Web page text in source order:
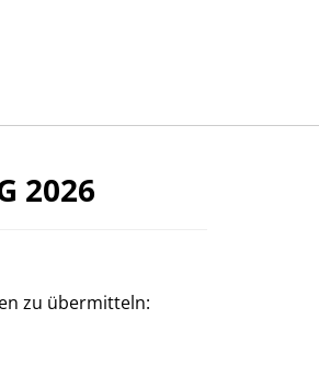
2026
zu übermitteln: